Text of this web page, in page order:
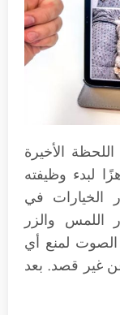
الأخيرة
لبدء وظيفته
الخيارات في
اللمس والزر
الصوت لمنع أي
غير قصد. بعد